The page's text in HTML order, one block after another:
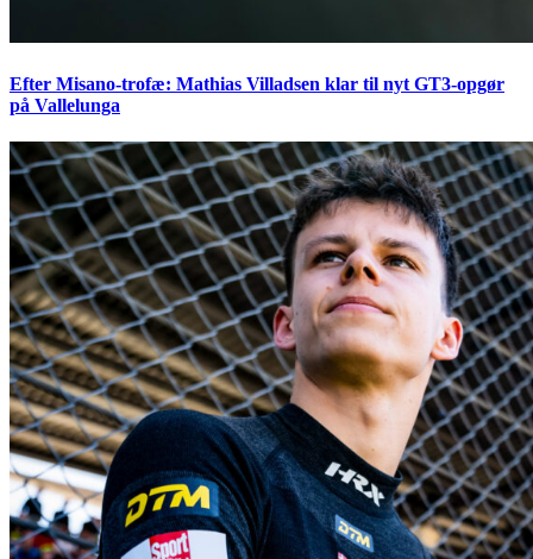
Efter Misano-trofæ: Mathias Villadsen klar til nyt GT3-opgør
på Vallelunga